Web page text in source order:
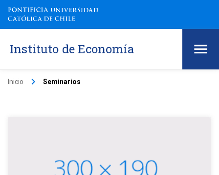
Instituto de Economía
Inicio keyboard_arrow_right Seminarios